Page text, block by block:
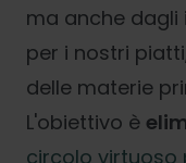
ma anche dagli
per i nostri
delle materie
L'obiettivo è
circolo virtuoso